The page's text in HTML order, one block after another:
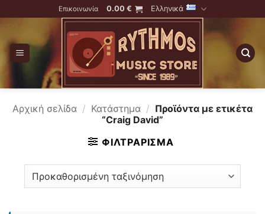
to
Επικοινωνία 0.00 € Ελληνικά
Αρχική σελίδα / Κατάστημα / Προϊόντα με ετικέτα
“Craig David”
ΦΙΛΤΡΆΡΙΣΜΑ